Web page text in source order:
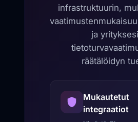
infrastruktuurin,
ja yrityksesi
räätälöidyn
Mukautetut
integraatiot